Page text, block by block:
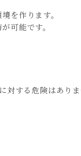
を作ります。
可能です。
対する危険はあり